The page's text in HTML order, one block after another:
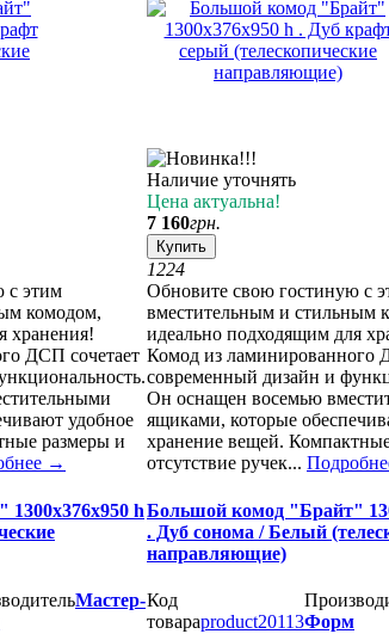
с этим
комодом,
хранения!
ДСП сочетает
удобное
размеры и
→
Наличие уточнять
Цена актуальна!
7 160грн.
Купить
1224
Обновите свою гостиную с
вместительным и стильным
идеально подходящим для
Комод из ламинированного
современный дизайн и
Он оснащен восемью
ящиками, которые
хранение вещей.
отсутствие ручек...
h
Мастер-
Большой комод "Брайт"
. Дуб сонома / Белый
направляющие)
Код
товараproduct20113Форм